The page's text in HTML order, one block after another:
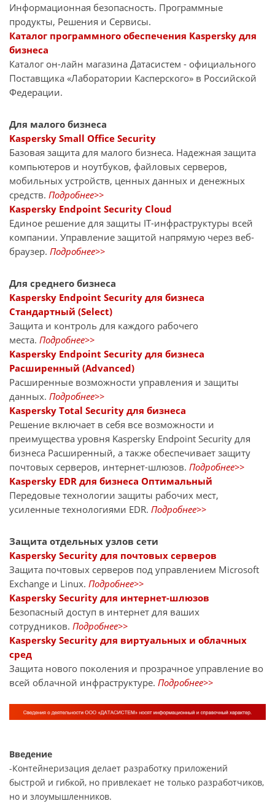
Информационная безопасность. Программные
продукты, Решения и Сервисы.
Каталог программного обеспечения Kaspersky для
бизнеса
Каталог он-лайн магазина Датасиcтем - официального
Поставщика «Лаборатории Касперского» в Российской
Федерации.
Для малого бизнеса
Kaspersky Small Office Security
Базовая защита для малого бизнеса. Надежная защита
компьютеров и ноутбуков, файловых серверов,
мобильных устройств, ценных данных и денежных
средств. Подробнее>>
Kaspersky Endpoint Security Cloud
Единое решение для защиты IT-инфраструктуры всей
компании. Управление защитой напрямую через веб-
браузер. Подробнее>>
Для среднего бизнеса
Kaspersky Endpoint Security для бизнеса
Стандартный (Select)
Защита и контроль для каждого рабочего
места. Подробнее>>
Kaspersky Endpoint Security для бизнеса
Расширенный (Advanced)
Расширенные возможности управления и защиты
данных. Подробнее>>
Kaspersky Total Security для бизнеса
Решение включает в себя все возможности и
преимущества уровня Kaspersky Endpoint Security для
бизнеса Расширенный, а также обеспечивает защиту
почтовых серверов, интернет-шлюзов. Подробнее>>
Kaspersky EDR для бизнеса Оптимальный
Передовые технологии защиты рабочих мест,
усиленные технологиями EDR. Подробнее>>
Защита отдельных узлов сети
Kaspersky Security для почтовых серверов
Защита почтовых серверов под управлением Microsoft
Exchange и Linux. Подробнее>>
Kaspersky Security для интернет-шлюзов
Безопасный доступ в интернет для ваших
сотрудников. Подробнее>>
Kaspersky Security для виртуальных и облачных
сред
Защита нового поколения и прозрачное управление во
всей облачной инфраструктуре. Подробнее>>
Введение
-Контейнеризация делает разработку приложений
быстрой и гибкой, но привлекает не только разработчиков,
но и злоумышленников.